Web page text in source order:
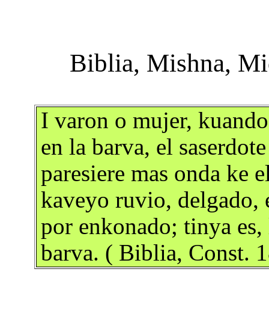
I varon o mujer,
en la barva, el
paresiere mas onda ke
kaveyo ruvio, delgado,
por enkonado; tinya es,
barva. ( Biblia, Const.